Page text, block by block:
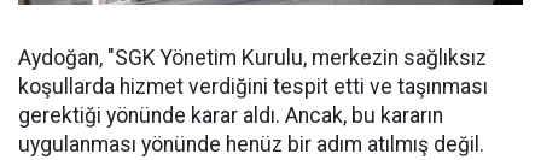
Aydoğan, "SGK Yönetim Kurulu, merkezin sağlıksız
koşullarda hizmet verdiğini tespit etti ve taşınması
gerektiği yönünde karar aldı. Ancak, bu kararın
uygulanması yönünde henüz bir adım atılmış değil.